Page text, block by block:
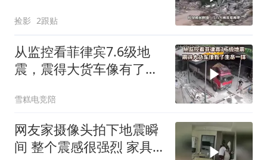
捡影 2跟贴
从监控看菲律宾7.6级地
震，震得大货车像有了生
雪糕电竞陪
网友家摄像头拍下地震瞬
间 整个震感很强烈 家具